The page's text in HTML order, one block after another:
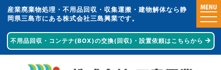
産業廃棄物処理・不用品回収・収集運搬・建物解体なら静
岡県三島市にある株式会社三島興業です。
不用品回収・コンテナ(BOX)の交換(回収)・ 設置依頼はこちらから